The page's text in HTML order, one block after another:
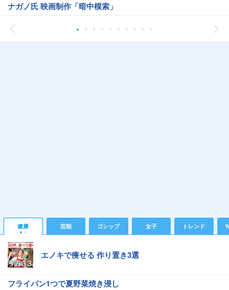
ナガノ氏 映画制作「暗中模索」
健康 芸能 ゴシップ 女子 トレンド
エノキで痩せる 作り置き3選
フライパン1つで夏野菜焼き浸し